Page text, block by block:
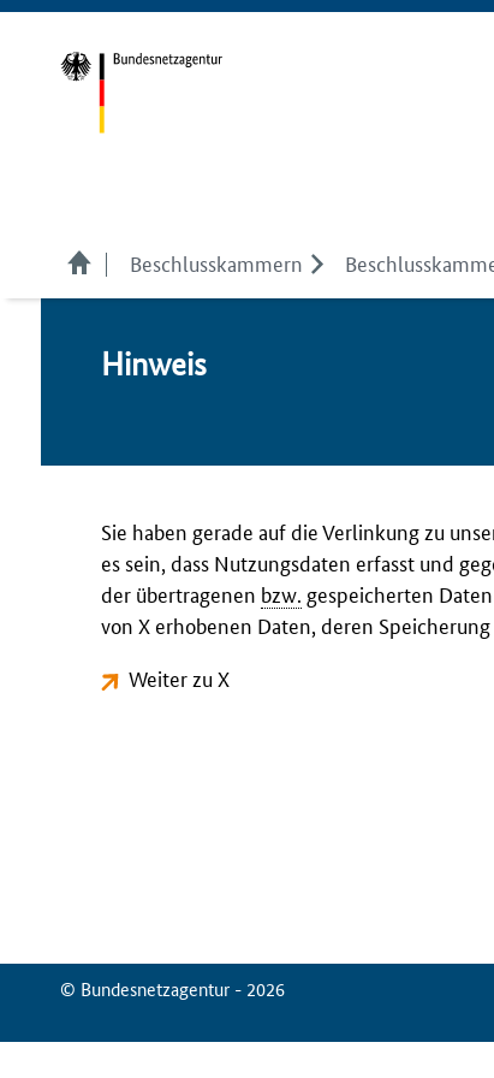
Beschlusskammern
Hin­weis
Sie haben gerade auf die Verlinkung zu
es sein, dass Nutzungsdaten erfasst und
der übertragenen bzw. gespeicherten
von X erhobenen Daten, deren
Weiter zu X
© Bundesnetzagentur - 2026